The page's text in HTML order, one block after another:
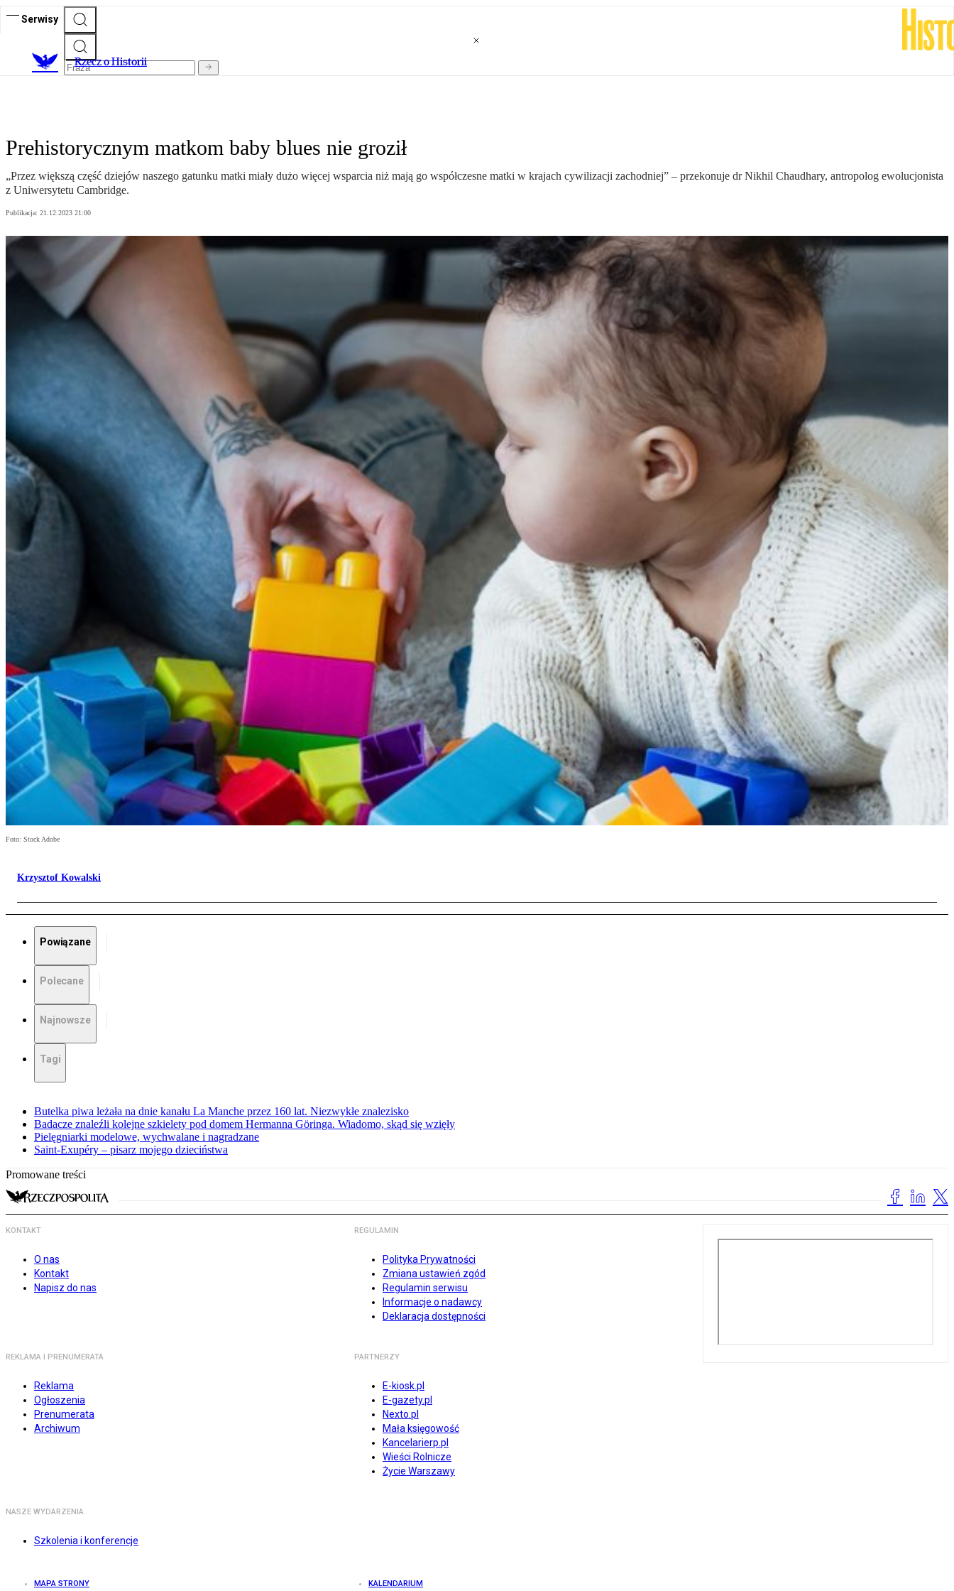
Serwisy
Rzecz o Historii
Prehistorycznym matkom baby blues nie groził
„Przez większą część dziejów naszego gatunku matki miały dużo więcej wsparcia niż mają go współczesne matki w krajach cywilizacji zachodniej” – przekonuje dr Nikhil Chaudhary, antropolog ewolucjonista
z Uniwersytetu Cambridge.
Publikacja: 21.12.2023 21:00
Foto: Stock Adobe
Krzysztof Kowalski
Powiązane
Polecane
Najnowsze
Tagi
Butelka piwa leżała na dnie kanału La Manche przez 160 lat. Niezwykłe znalezisko
Badacze znaleźli kolejne szkielety pod domem Hermanna Göringa. Wiadomo, skąd się wzięły
Pielęgniarki modelowe, wychwalane i nagradzane
Saint-Exupéry – pisarz mojego dzieciństwa
Promowane treści
KONTAKT
O nas
Kontakt
Napisz do nas
REGULAMIN
Polityka Prywatności
Zmiana ustawień zgód
Regulamin serwisu
Informacje o nadawcy
Deklaracja dostępności
REKLAMA I PRENUMERATA
Reklama
Ogłoszenia
Prenumerata
Archiwum
PARTNERZY
E-kiosk.pl
E-gazety.pl
Nexto.pl
Mała księgowość
Kancelarierp.pl
Wieści Rolnicze
Życie Warszawy
NASZE WYDARZENIA
Szkolenia i konferencje
MAPA STRONY KALENDARIUM